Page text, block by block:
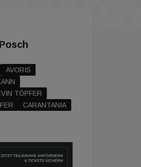
AVORIS
TÖPFER
CARANTANIA